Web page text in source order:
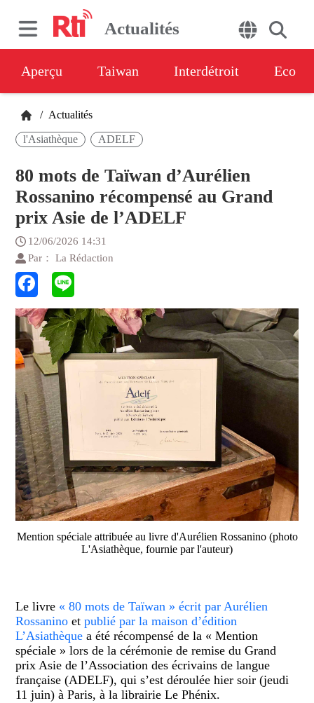
Actualités
Aperçu Taiwan Interdétroit Eco
/ Actualités
l'Asiathèque ADELF
80 mots de Taïwan d’Aurélien
Rossanino récompensé au Grand
prix Asie de l’ADELF
12/06/2026 14:31
Par： La Rédaction
Mention spéciale attribuée au livre d'Aurélien Rossanino (photo
L'Asiathèque, fournie par l'auteur)
Le livre « 80 mots de Taïwan » écrit par Aurélien
Rossanino et publié par la maison d’édition
L’Asiathèque a été récompensé de la « Mention
spéciale » lors de la cérémonie de remise du Grand
prix Asie de l’Association des écrivains de langue
française (ADELF), qui s’est déroulée hier soir (jeudi
11 juin) à Paris, à la librairie Le Phénix.